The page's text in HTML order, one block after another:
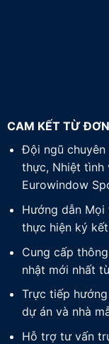
CAM KẾT TỪ
Đội ngũ chuyên
thực, Nhiệt tình
Eurowindow
Hướng dẫn
thực hiện ký
Cung cấp
nhật mới nhất
Trực tiếp
dự án và nhà
Hỗ trợ tư vấn